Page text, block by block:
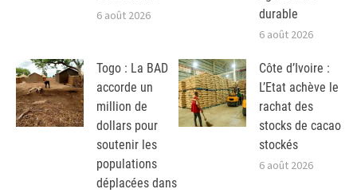
6 août 2026
durable
6 août 2026
Togo : La BAD
accorde un
million de
dollars pour
soutenir les
populations
déplacées dans
Côte d’Ivoire :
L’Etat achève le
rachat des
stocks de cacao
stockés
6 août 2026